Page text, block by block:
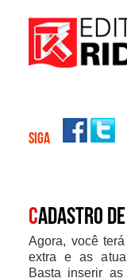
SIGA
Cadastro
Agora, você
extra e as
Basta inserir